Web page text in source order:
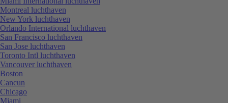
Montreal luchthaven
New York luchthaven
Orlando International luchthaven
San Francisco luchthaven
San Jose luchthaven
Toronto Intl luchthaven
Vancouver luchthaven
Boston
Cancun
Chicago
Miami